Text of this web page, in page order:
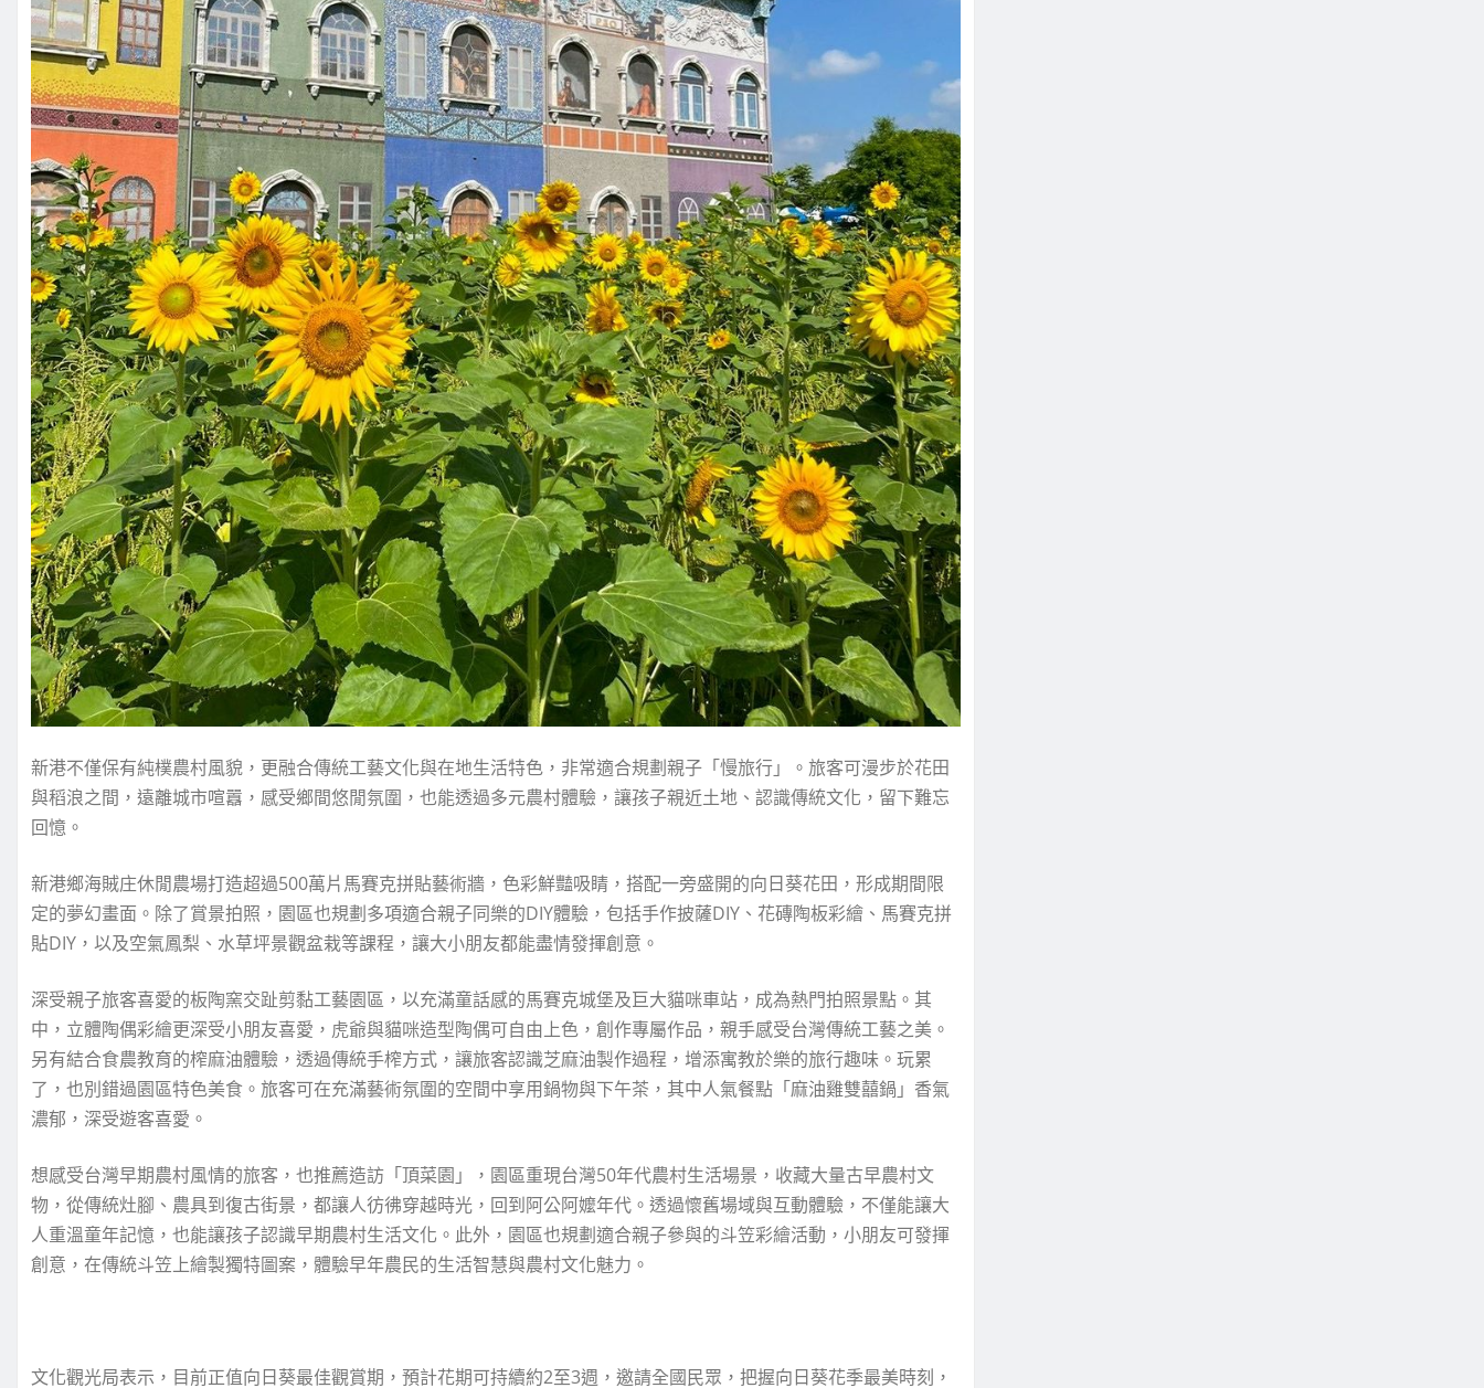
新港不僅保有純樸農村風貌，更融合傳統工藝文化與在地生活特色，非常適合規劃親子「慢旅行」。旅客可漫步於花田
與稻浪之間，遠離城市喧囂，感受鄉間悠閒氛圍，也能透過多元農村體驗，讓孩子親近土地、認識傳統文化，留下難忘
回憶。
新港鄉海賊庄休閒農場打造超過500萬片馬賽克拼貼藝術牆，色彩鮮豔吸睛，搭配一旁盛開的向日葵花田，形成期間限
定的夢幻畫面。除了賞景拍照，園區也規劃多項適合親子同樂的DIY體驗，包括手作披薩DIY、花磚陶板彩繪、馬賽克拼
貼DIY，以及空氣鳳梨、水草坪景觀盆栽等課程，讓大小朋友都能盡情發揮創意。
深受親子旅客喜愛的板陶窯交趾剪黏工藝園區，以充滿童話感的馬賽克城堡及巨大貓咪車站，成為熱門拍照景點。其
中，立體陶偶彩繪更深受小朋友喜愛，虎爺與貓咪造型陶偶可自由上色，創作專屬作品，親手感受台灣傳統工藝之美。
另有結合食農教育的榨麻油體驗，透過傳統手榨方式，讓旅客認識芝麻油製作過程，增添寓教於樂的旅行趣味。玩累
了，也別錯過園區特色美食。旅客可在充滿藝術氛圍的空間中享用鍋物與下午茶，其中人氣餐點「麻油雞雙囍鍋」香氣
濃郁，深受遊客喜愛。
想感受台灣早期農村風情的旅客，也推薦造訪「頂菜園」，園區重現台灣50年代農村生活場景，收藏大量古早農村文
物，從傳統灶腳、農具到復古街景，都讓人彷彿穿越時光，回到阿公阿嬤年代。透過懷舊場域與互動體驗，不僅能讓大
人重溫童年記憶，也能讓孩子認識早期農村生活文化。此外，園區也規劃適合親子參與的斗笠彩繪活動，小朋友可發揮
創意，在傳統斗笠上繪製獨特圖案，體驗早年農民的生活智慧與農村文化魅力。
文化觀光局表示，目前正值向日葵最佳觀賞期，預計花期可持續約2至3週，邀請全國民眾，把握向日葵花季最美時刻，